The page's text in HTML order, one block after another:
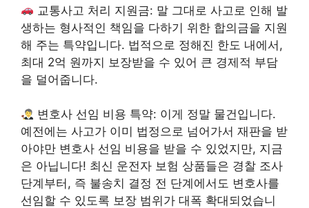
교통사고 처리 지원금: 말 그대로 사고로 인해 발
생하는 형사적인 책임을 다하기 위한 합의금을 지원
해 주는 특약입니다. 법적으로 정해진 한도 내에서,
최대 2억 원까지 보장받을 수 있어 큰 경제적 부담
을 덜어줍니다.
변호사 선임 비용 특약: 이게 정말 물건입니다.
예전에는 사고가 이미 법정으로 넘어가서 재판을 받
아야만 변호사 선임 비용을 받을 수 있었지만, 지금
은 아닙니다! 최신 운전자 보험 상품들은 경찰 조사
단계부터, 즉 불송치 결정 전 단계에서도 변호사를
선임할 수 있도록 보장 범위가 대폭 확대되었습니